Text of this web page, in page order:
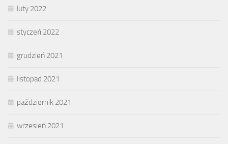
luty 2022
styczeń 2022
grudzień 2021
listopad 2021
październik 2021
wrzesień 2021